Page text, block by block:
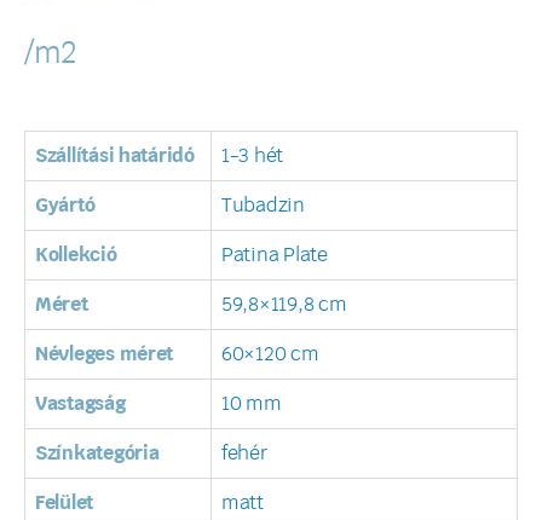
/m2
Szállítási határidó 1-3 hét
Gyártó Tubadzin
Kollekció Patina Plate
Méret 59,8×119,8 cm
Névleges méret 60×120 cm
Vastagság 10 mm
Színkategória fehér
Felület matt